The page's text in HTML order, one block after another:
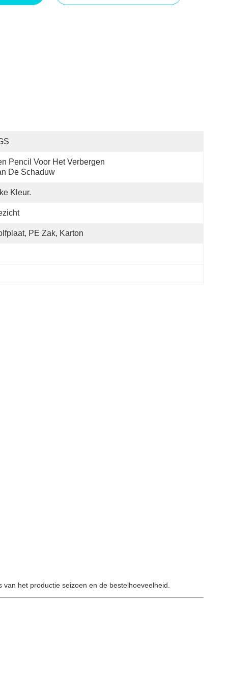
Pencil Voor Het Verbergen
De Schaduw
Kleur.
PE Zak, Karton
het productie seizoen en de bestelhoeveelheid.